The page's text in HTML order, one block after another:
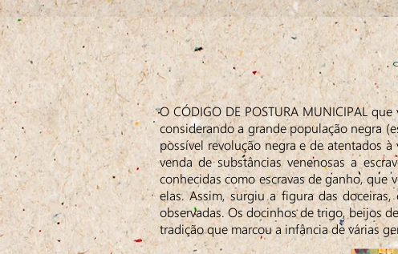
O CÓDIGO DE POSTURA MUNICIPAL
considerando a grande população negra
possível revolução negra e de atentados
venda de substâncias venenosas a
conhecidas como escravas de ganho, que
elas. Assim, surgiu a figura das
observadas. Os docinhos de trigo, beijos
tradição que marcou a infância de várias